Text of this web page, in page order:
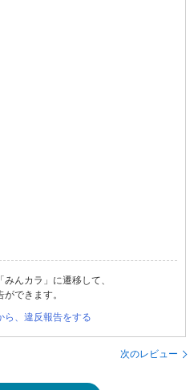
んカラ」に遷移して、
ができます。
ら、違反報告をする
次のレビュー